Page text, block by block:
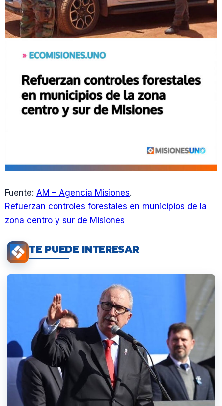
Fuente: AM – Agencia Misiones.
Refuerzan controles forestales en municipios de la
zona centro y sur de Misiones
TE PUEDE INTERESAR